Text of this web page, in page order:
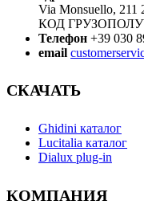
Via Monsuello, 211
КОД
Телефон +39 030
email
СКАЧАТЬ
Ghidini каталог
Lucitalia каталог
Dialux plug-in
КОМПАНИЯ